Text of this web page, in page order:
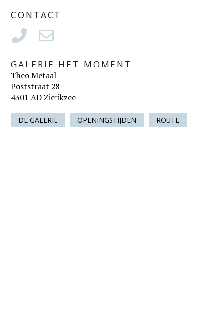
CONTACT
GALERIE HET MOMENT
Theo Metaal
Poststraat 28
4301 AD Zierikzee
DE GALERIE OPENINGSTIJDEN ROUTE